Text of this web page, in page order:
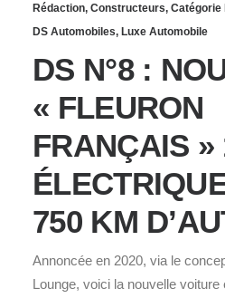
Rédaction, Constructeurs, Catégorie
DS Automobiles, Luxe Automobile
DS N°8 :
« FLEURON
FRANÇAIS »
750 KM
Annoncée en 2020, via le
Lounge, voici la nouvelle voiture